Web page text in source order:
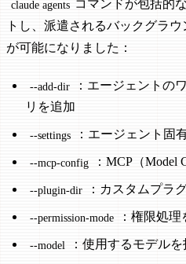
claude agents コマンドが包括的
トし、派遣されるバックグラ
が可能になりました：
--add-dir
：エージェントの
リを追加
--settings ：エージェント固
--mcp-config ：MCP（Model
--plugin-dir ：カスタムプラ
--permission-mode ：権限処理
--model ：使用するモデルを